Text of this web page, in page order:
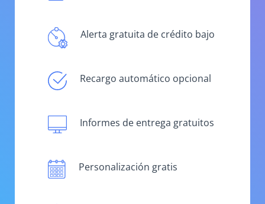
Alerta gratuita de crédito bajo
Recargo automático opcional
Informes de entrega gratuitos
Personalización gratis